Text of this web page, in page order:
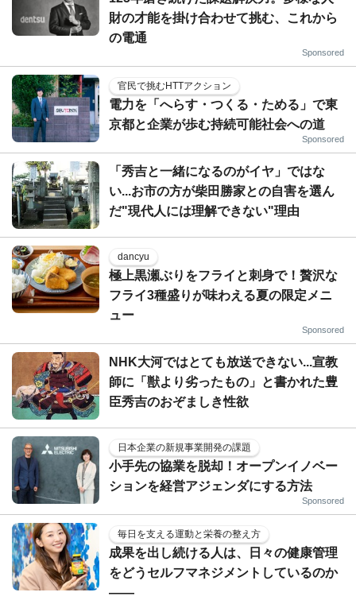
財の才能を掛け合わせて挑む、これから
の電通
Sponsored
官民で挑むHTTアクション
電力を「へらす・つくる・ためる」で東
京都と企業が歩む持続可能社会への道
Sponsored
「秀吉と一緒になるのがイヤ」ではな
い...お市の方が柴田勝家との自害を選ん
だ"現代人には理解できない"理由
dancyu
極上黒瀬ぶりをフライと刺身で！贅沢な
フライ3種盛りが味わえる夏の限定メニ
ュー
Sponsored
NHK大河ではとても放送できない...宣教
師に「獣より劣ったもの」と書かれた豊
臣秀吉のおぞましき性欲
日本企業の新規事業開発の課題
小手先の協業を脱却！オープンイノベー
ションを経営アジェンダにする方法
Sponsored
毎日を支える運動と栄養の整え方
成果を出し続ける人は、日々の健康管理
をどうセルフマネジメントしているのか
——